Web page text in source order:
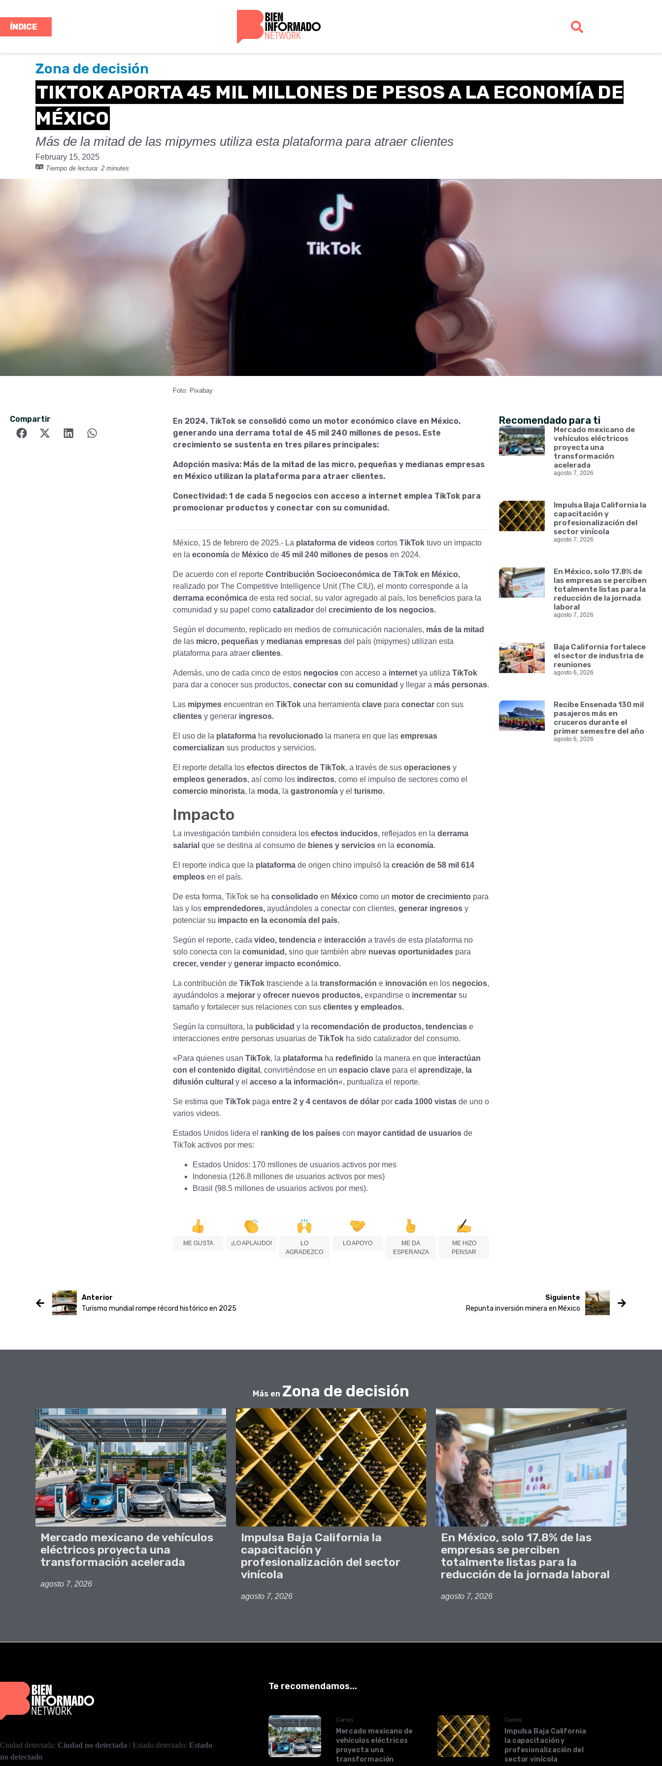
ÍNDICE
Zona de decisión
TIKTOK APORTA 45 MIL MILLONES DE PESOS A LA ECONOMÍA DE
MÉXICO
Más de la mitad de las mipymes utiliza esta plataforma para atraer clientes
February 15, 2025
Tiempo de lectura: 2 minutes
Foto: Pixabay
Compartir
En 2024, TikTok se consolidó como un motor económico clave en México,
generando una derrama total de 45 mil 240 millones de pesos. Este
crecimiento se sustenta en tres pilares principales:
Adopción masiva: Más de la mitad de las micro, pequeñas y medianas empresas
en México utilizan la plataforma para atraer clientes.
Conectividad: 1 de cada 5 negocios con acceso a internet emplea TikTok para
promocionar productos y conectar con su comunidad.
México, 15 de febrero de 2025.- La plataforma de videos cortos TikTok tuvo un impacto
en la economía de México de 45 mil 240 millones de pesos en 2024.
De acuerdo con el reporte Contribución Socioeconómica de TikTok en México,
realizado por The Competitive Intelligence Unit (The CIU), el monto corresponde a la
derrama económica de esta red social, su valor agregado al país, los beneficios para la
comunidad y su papel como catalizador del crecimiento de los negocios.
Según el documento, replicado en medios de comunicación nacionales, más de la mitad
de las micro, pequeñas y medianas empresas del país (mipymes) utilizan esta
plataforma para atraer clientes.
Además, uno de cada cinco de estos negocios con acceso a internet ya utiliza TikTok
para dar a conocer sus productos, conectar con su comunidad y llegar a más personas.
Las mipymes encuentran en TikTok una herramienta clave para conectar con sus
clientes y generar ingresos.
El uso de la plataforma ha revolucionado la manera en que las empresas
comercializan sus productos y servicios.
El reporte detalla los efectos directos de TikTok, a través de sus operaciones y
empleos generados, así como los indirectos, como el impulso de sectores como el
comercio minorista, la moda, la gastronomía y el turismo.
Impacto
La investigación también considera los efectos inducidos, reflejados en la derrama
salarial que se destina al consumo de bienes y servicios en la economía.
El reporte indica que la plataforma de origen chino impulsó la creación de 58 mil 614
empleos en el país.
De esta forma, TikTok se ha consolidado en México como un motor de crecimiento para
las y los emprendedores, ayudándoles a conectar con clientes, generar ingresos y
potenciar su impacto en la economía del país.
Según el reporte, cada video, tendencia e interacción a través de esta plataforma no
solo conecta con la comunidad, sino que también abre nuevas oportunidades para
crecer, vender y generar impacto económico.
La contribución de TikTok trasciende a la transformación e innovación en los negocios,
ayudándolos a mejorar y ofrecer nuevos productos, expandirse o incrementar su
tamaño y fortalecer sus relaciones con sus clientes y empleados.
Según la consultora, la publicidad y la recomendación de productos, tendencias e
interacciones entre personas usuarias de TikTok ha sido catalizador del consumo.
«Para quienes usan TikTok, la plataforma ha redefinido la manera en que interactúan
con el contenido digital , convirtiéndose en un espacio clave para el aprendizaje, la
difusión cultural y el acceso a la información«, puntualiza el reporte.
Se estima que TikTok paga entre 2 y 4 centavos de dólar por cada 1000 vistas de uno o
varios videos.
Estados Unidos lidera el ranking de los países con mayor cantidad de usuarios de
TikTok activos por mes:
Estados Unidos: 170 millones de usuarios activos por mes
Indonesia (126.8 millones de usuarios activos por mes)
Brasil (98.5 millones de usuarios activos por mes).
ME GUSTA ¡LO APLAUDO!
LO
AGRADEZCO
LO APOYO
ME DA
ESPERANZA
ME HIZO
PENSAR
Recomendado para ti
Mercado mexicano de
vehículos eléctricos
proyecta una
transformación
acelerada
agosto 7, 2026
Impulsa Baja California la
capacitación y
profesionalización del
sector vinícola
agosto 7, 2026
En México, solo 17.8% de
las empresas se perciben
totalmente listas para la
reducción de la jornada
laboral
agosto 7, 2026
Baja California fortalece
el sector de industria de
reuniones
agosto 6, 2026
Recibe Ensenada 130 mil
pasajeros más en
cruceros durante el
primer semestre del año
agosto 6, 2026
Anterior
Turismo mundial rompe récord histórico en 2025
Siguiente
Repunta inversión minera en México
Más en Zona de decisión
Mercado mexicano de vehículos
eléctricos proyecta una
transformación acelerada
agosto 7, 2026
Impulsa Baja California la
capacitación y
profesionalización del sector
vinícola
agosto 7, 2026
En México, solo 17.8% de las
empresas se perciben
totalmente listas para la
reducción de la jornada laboral
agosto 7, 2026
Ciudad detectada: Ciudad no detectada | Estado detectado: Estado
no detectado
Te recomendamos...
Carlos
Mercado mexicano de
vehículos eléctricos
proyecta una
transformación
Carlos
Impulsa Baja California
la capacitación y
profesionalización del
sector vinícola